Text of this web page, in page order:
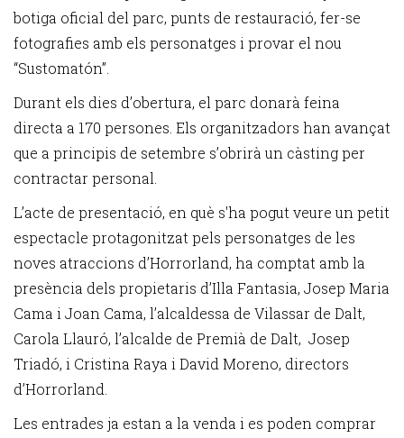
botiga oficial del parc, punts de restauració, fer-se
fotografies amb els personatges i provar el nou
“Sustomatón”.
Durant els dies d’obertura, el parc donarà feina
directa a 170 persones. Els organitzadors han avançat
que a principis de setembre s’obrirà un càsting per
contractar personal.
L’acte de presentació, en què s'ha pogut veure un petit
espectacle protagonitzat pels personatges de les
noves atraccions d’Horrorland, ha comptat amb la
presència dels propietaris d’Illa Fantasia, Josep Maria
Cama i Joan Cama, l’alcaldessa de Vilassar de Dalt,
Carola Llauró, l’alcalde de Premià de Dalt, Josep
Triadó, i Cristina Raya i David Moreno, directors
d’Horrorland.
Les entrades ja estan a la venda i es poden comprar